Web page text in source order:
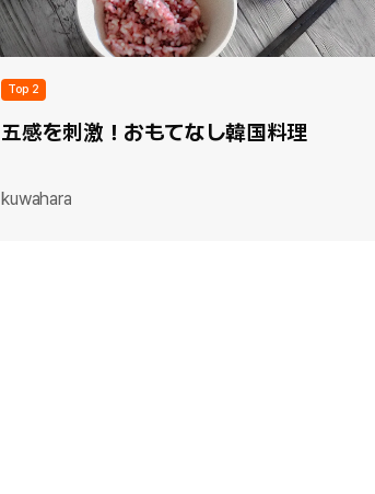
Top 2
五感を刺激！おもてなし韓国料理
kuwahara